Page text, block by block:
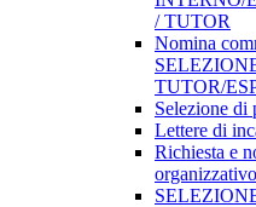
/ TUTOR
Nomina
TUTOR/
Selezione di
Lettere di
Richiesta e
organizzativo